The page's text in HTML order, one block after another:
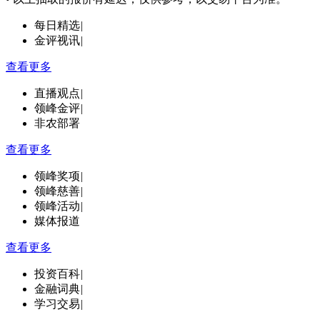
每日精选|
金评视讯|
查看更多
直播观点|
领峰金评|
非农部署
查看更多
领峰奖项|
领峰慈善|
领峰活动|
媒体报道
查看更多
投资百科|
金融词典|
学习交易|